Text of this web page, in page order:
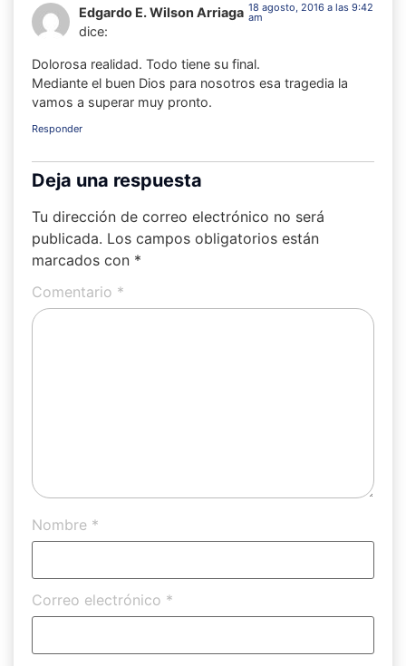
Edgardo E. Wilson Arriaga
dice:
18 agosto, 2016 a las 9:42
am
Dolorosa realidad. Todo tiene su final.
Mediante el buen Dios para nosotros esa tragedia la
vamos a superar muy pronto.
Responder
Deja una respuesta
Tu dirección de correo electrónico no será
publicada. Los campos obligatorios están
marcados con *
Comentario *
Nombre *
Correo electrónico *